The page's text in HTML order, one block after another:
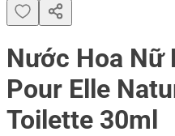
Nước Hoa Nữ
Pour Elle
Toilette 30ml